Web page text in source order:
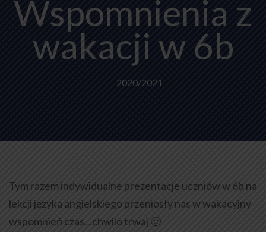
Wspomnienia z
wakacji w 6b
2020/2021
Tym razem indywidualne prezentacje uczniów w 6b na
lekcji języka angielskiego przeniosły nas w wakacyjny
wspomnień czas…chwilo trwaj 🙂